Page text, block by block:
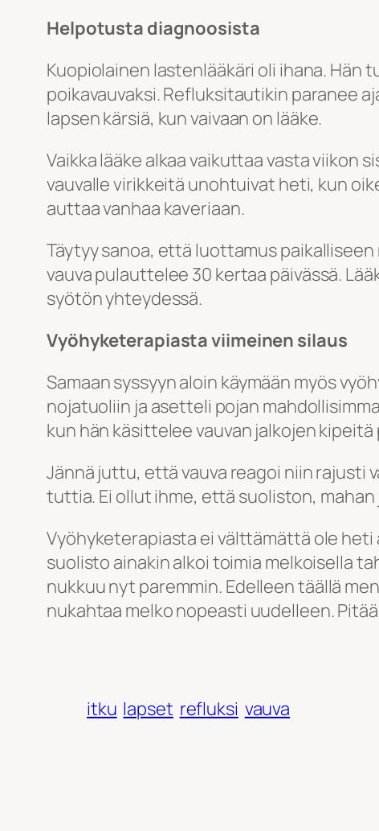
Helpotusta diagnoosista
Kuopiolainen lastenlääkäri oli ihana.
poikavauvaksi. Refluksitautikin paranee
lapsen kärsiä, kun vaivaan on lääke.
Vaikka lääke alkaa vaikuttaa vasta
vauvalle virikkeitä unohtuivat heti, kun
auttaa vanhaa kaveriaan.
Täytyy sanoa, että luottamus
vauva pulauttelee 30 kertaa päivässä.
syötön yhteydessä.
Vyöhyketerapiasta viimeinen silaus
Samaan syssyyn aloin käymään myös
nojatuoliin ja asetteli pojan
kun hän käsittelee vauvan jalkojen
Jännä juttu, että vauva reagoi niin rajusti
tuttia. Ei ollut ihme, että suoliston,
Vyöhyketerapiasta ei välttämättä ole heti
suolisto ainakin alkoi toimia melkoisella
nukkuu nyt paremmin. Edelleen täällä
nukahtaa melko nopeasti uudelleen.
itku lapset refluksi vauva